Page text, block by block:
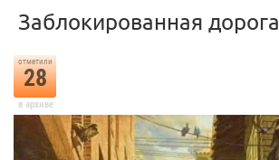
Заблокированная дорога
отметили
28
в архиве